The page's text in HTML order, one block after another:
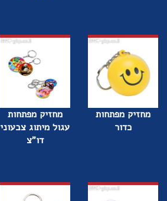
מחזיק מפתחות
כדור
מחזיק מפתחות
עגול מיתוג צבעוני
דו"צ